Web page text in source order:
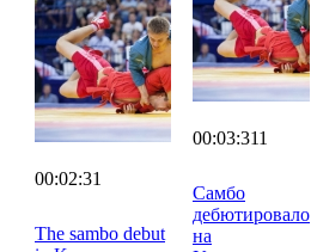
00:02:31
The sambo debut
00:03:311
Самбо
дебютировало
на